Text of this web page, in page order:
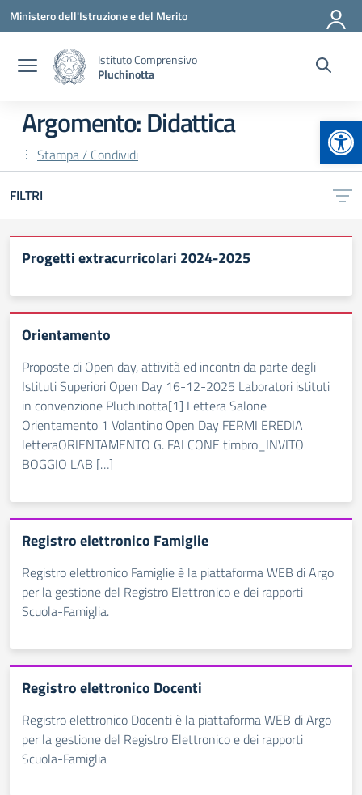
Vai ai contenuti
Vai al menu di navigazione
Vai al footer
Ministero dell'Istruzione e del Merito
Istituto Comprensivo
Pluchinotta
Argomento: Didattica
Stampa / Condividi
FILTRI
Progetti extracurricolari 2024-2025
Orientamento
Proposte di Open day, attività ed incontri da parte degli
Istituti Superiori Open Day 16-12-2025 Laboratori istituti
in convenzione Pluchinotta[1] Lettera Salone
Orientamento 1 Volantino Open Day FERMI EREDIA
letteraORIENTAMENTO G. FALCONE timbro_INVITO
BOGGIO LAB […]
Registro elettronico Famiglie
Registro elettronico Famiglie è la piattaforma WEB di Argo
per la gestione del Registro Elettronico e dei rapporti
Scuola-Famiglia.
Registro elettronico Docenti
Registro elettronico Docenti è la piattaforma WEB di Argo
per la gestione del Registro Elettronico e dei rapporti
Scuola-Famiglia